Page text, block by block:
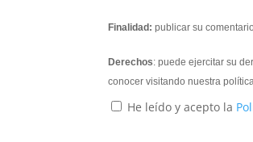
Finalidad: publicar su
Derechos: puede ejercitar su
conocer visitando nuestra
He leído y acepto la